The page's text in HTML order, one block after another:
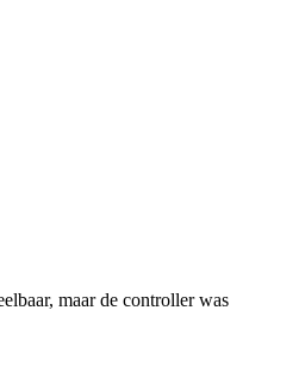
maar de controller was